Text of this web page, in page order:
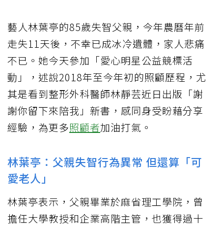
藝人林葉亭的85歲失智父親，今年農曆年前
走失11天後，不幸已成冰冷遺體，家人悲痛
不已。她今天參加「愛心明星公益競標活
動」，述說2018年至今年初的照顧歷程，尤
其是看到整形外科醫師林靜芸近日出版「謝
謝你留下來陪我」新書，感同身受盼藉分享
經驗，為更多照顧者加油打氣。
林葉亭：父親失智行為異常 但還算「可
愛老人」
林葉亭表示，父親畢業於麻省理工學院，曾
擔任大學教授和企業高階主管，也獲得過十